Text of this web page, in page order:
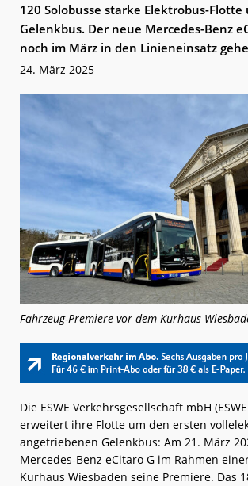
120 Solobusse starke Elektrobus-
Gelenkbus. Der neue Mercedes-Benz
noch im März in den Linieneinsatz
24. März 2025
Fahrzeug-Premiere vor dem Kurhaus
Die ESWE Verkehrsgesellschaft mbH
erweitert ihre Flotte um den ersten
angetriebenen Gelenkbus: Am 21. März
Mercedes-Benz eCitaro G im Rahmen
Kurhaus Wiesbaden seine Premiere. Das